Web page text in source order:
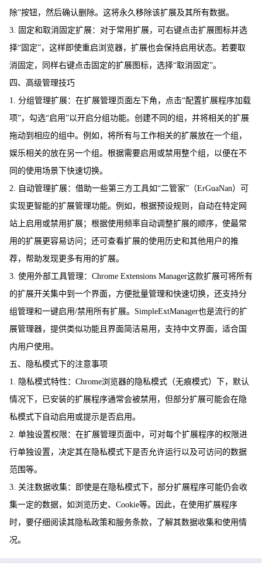
除”按钮，然后确认删除。这将永久移除该扩展及其所有数据。
3. 固定和取消固定扩展：对于常用扩展，可右键点击扩展图标并选
择“固定”，这样即使重启浏览器，扩展也会保持启用状态。若要取
消固定，同样右键点击固定的扩展图标，选择“取消固定”。
四、高级管理技巧
1. 分组管理扩展：在扩展管理页面左下角，点击“配置扩展程序加载
项”，勾选“启用”以开启分组功能。创建不同的组，并将相关的扩展
拖动到相应的组中。例如，将所有与工作相关的扩展放在一个组，
娱乐相关的放在另一个组。根据需要启用或禁用整个组，以便在不
同的使用场景下快速切换。
2. 自动管理扩展：借助一些第三方工具如“二管家”（ErGuaNan）可
实现更智能的扩展管理功能。例如，根据预设规则，自动在特定网
站上启用或禁用扩展；根据使用频率自动调整扩展的顺序，使最常
用的扩展更容易访问；还可查看扩展的使用历史和其他用户的推
荐，帮助发现更多有用的扩展。
3. 使用外部工具管理：Chrome Extensions Manager这款扩展可将所有
的扩展开关集中到一个界面，方便批量管理和快速切换，还支持分
组管理和一键启用/禁用所有扩展。SimpleExtManager也是流行的扩
展管理器，提供类似功能且界面简洁易用，支持中文界面，适合国
内用户使用。
五、隐私模式下的注意事项
1. 隐私模式特性：Chrome浏览器的隐私模式（无痕模式）下，默认
情况下，已安装的扩展程序通常会被禁用，但部分扩展可能会在隐
私模式下自动启用或提示是否启用。
2. 单独设置权限：在扩展管理页面中，可对每个扩展程序的权限进
行单独设置，决定其在隐私模式下是否允许运行以及可访问的数据
范围等。
3. 关注数据收集：即使是在隐私模式下，部分扩展程序可能仍会收
集一定的数据，如浏览历史、Cookie等。因此，在使用扩展程序
时，要仔细阅读其隐私政策和服务条款，了解其数据收集和使用情
况。